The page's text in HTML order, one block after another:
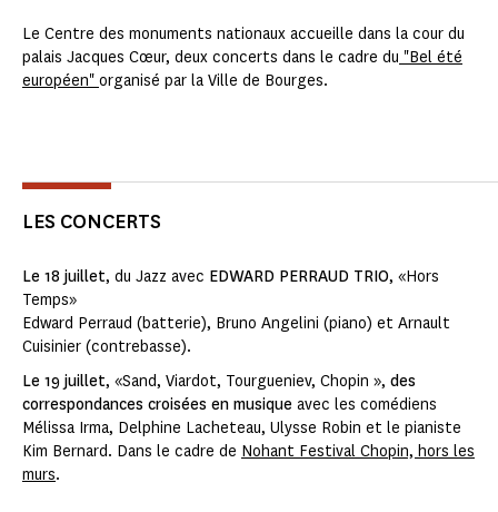
Le Centre des monuments nationaux accueille dans la cour du
palais Jacques Cœur, deux concerts dans le cadre du "Bel été
européen" organisé par la Ville de Bourges.
LES CONCERTS
Le 18 juillet, du Jazz avec EDWARD PERRAUD TRIO, «Hors
Temps»
Edward Perraud (batterie), Bruno Angelini (piano) et Arnault
Cuisinier (contrebasse).
Le 19 juillet, «Sand, Viardot, Tourgueniev, Chopin », des
correspondances croisées en musique avec les comédiens
Mélissa Irma, Delphine Lacheteau, Ulysse Robin et le pianiste
Kim Bernard. Dans le cadre de Nohant Festival Chopin, hors les
murs.